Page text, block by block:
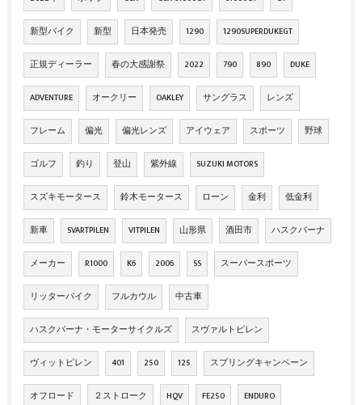
新型バイク 新型 日本発売 1290 1290SUPERDUKEGT
正規ディーラー 春の大感謝祭 2022 790 890 DUKE
ADVENTURE オークリー OAKLEY サングラス レンズ
フレーム 偏光 偏光レンズ アイウェア スポーツ 野球
ゴルフ 釣り 登山 紫外線 SUZUKI MOTORS
スズキモータース 鈴木モータース ローン 金利 低金利
新車 SVARTPILEN VITPILEN 山形県 酒田市 ハスクバーナ
メーカー R1000 K6 2006 SS スーパースポーツ
リッターバイク フルカウル 中古車
ハスクバーナ・モーターサイクルズ スヴァルトピレン
ヴィットピレン 401 250 125 スプリングキャンペーン
オフロード ２ストローク HQV FE250 ENDURO